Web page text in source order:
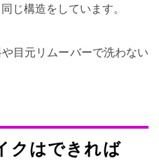
じ構造をしています。
目元リムーバーで洗わない
クはできれば